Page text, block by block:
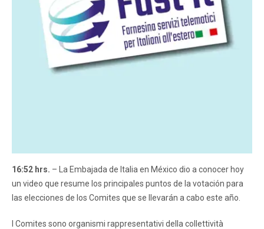
16:52 hrs. – La Embajada de Italia en México dio a conocer hoy
un video que resume los principales puntos de la votación para
las elecciones de los Comites que se llevarán a cabo este año.
I Comites sono organismi rappresentativi della collettività